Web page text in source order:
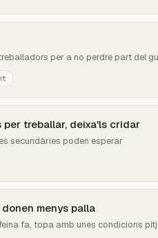
per a no perdre part del
per treballar, deixa'ls cridar
secundàries poden esperar
menys palla
fa, topa amb unes condicions